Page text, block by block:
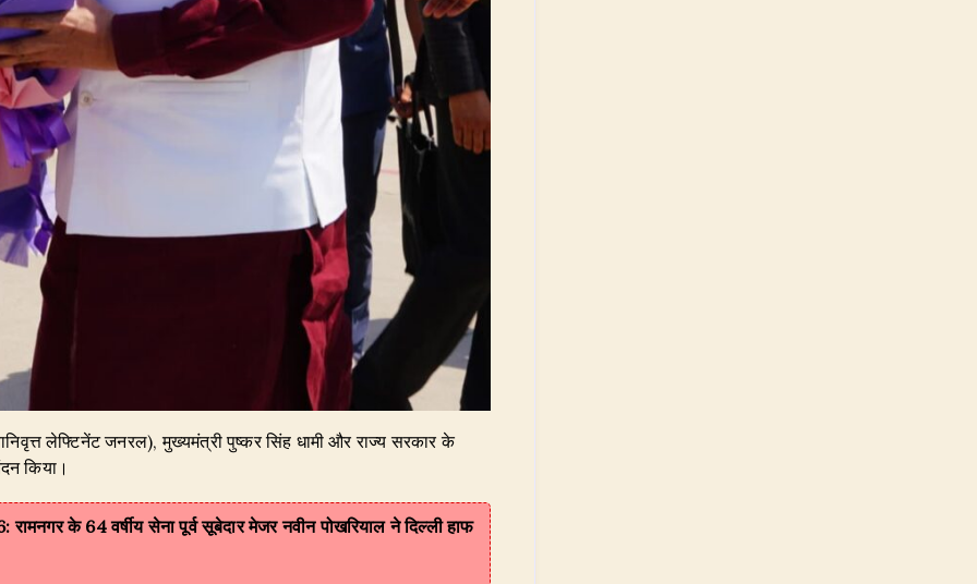
लेफ्टिनेंट जनरल), मुख्यमंत्री पुष्कर सिंह धामी और राज्य सरकार के
किया।
के 64 वर्षीय सेना पूर्व सूबेदार मेजर नवीन पोखरियाल ने दिल्ली हाफ